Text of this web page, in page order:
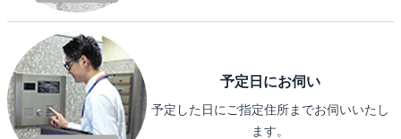
予定日にお伺い
予定した日にご指定住所までお伺いいたし
ます。